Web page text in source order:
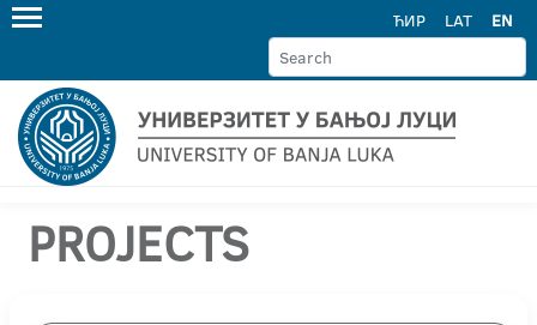
ЋИР LAT EN
PROJECTS